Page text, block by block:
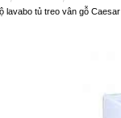
lavabo tủ treo vân gỗ